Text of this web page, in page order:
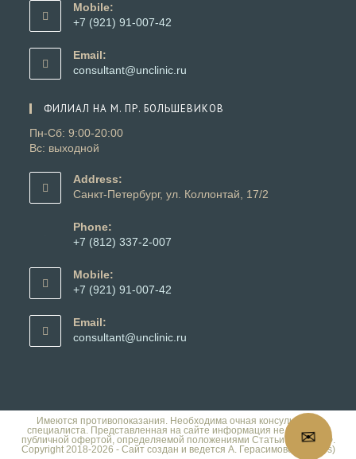
в
вашем
приложении
Mobile:
+7 (921) 91-007-42
в
вашем
Email:
consultant@unclinic.ru
приложении
ФИЛИАЛ НА М. ПР. БОЛЬШЕВИКОВ
Пн-Сб: 9:00-20:00
Вс: выходной
Address:
Санкт-Петербург, ул. Коллонтай, 17/2
Phone:
+7 (812) 337-2-007
в
вашем
приложении
Mobile:
+7 (921) 91-007-42
в
вашем
Email:
consultant@unclinic.ru
✉
Имеются противопоказания. Необходима очная консультация
специалиста. Представленная на сайте информация не является
публичной офертой, определяемой положениями Статьи 437 ГК РФ.
Copyright 2018-2026 - Сайт создан и ведется А. Герасимовой (Dalles)